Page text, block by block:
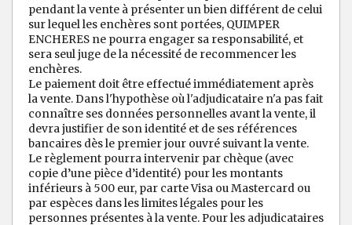
pendant la vente à présenter un bien différent de celui
sur lequel les enchères sont portées, QUIMPER
ENCHERES ne pourra engager sa responsabilité, et
sera seul juge de la nécessité de recommencer les
enchères.
Le paiement doit être effectué immédiatement après
la vente. Dans l'hypothèse où l'adjudicataire n'a pas fait
connaître ses données personnelles avant la vente, il
devra justifier de son identité et de ses références
bancaires dès le premier jour ouvré suivant la vente.
Le règlement pourra intervenir par chèque (avec
copie d’une pièce d’identité) pour les montants
inférieurs à 500 eur, par carte Visa ou Mastercard ou
par espèces dans les limites légales pour les
personnes présentes à la vente. Pour les adjudicataires